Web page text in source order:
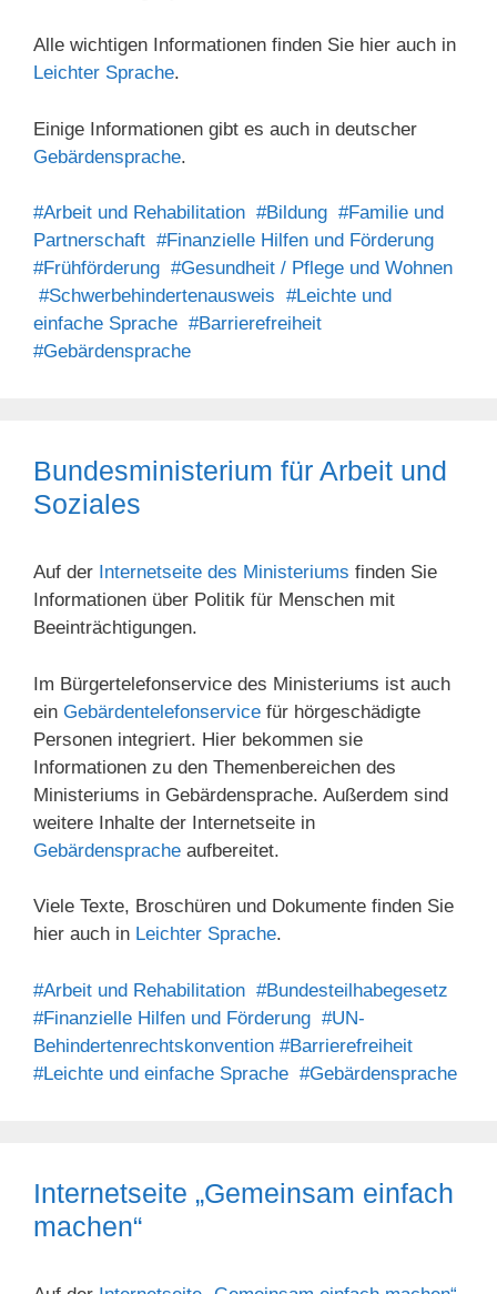
Alle wichtigen Informationen finden Sie hier auch in
Leichter Sprache.
Einige Informationen gibt es auch in deutscher
Gebärdensprache.
#Arbeit und Rehabilitation #Bildung #Familie und
Partnerschaft #Finanzielle Hilfen und Förderung
#Frühförderung #Gesundheit / Pflege und Wohnen
#Schwerbehindertenausweis #Leichte und
einfache Sprache #Barrierefreiheit
#Gebärdensprache
Bundesministerium für Arbeit und
Soziales
Auf der Internetseite des Ministeriums finden Sie
Informationen über Politik für Menschen mit
Beeinträchtigungen.
Im Bürgertelefonservice des Ministeriums ist auch
ein Gebärdentelefonservice für hörgeschädigte
Personen integriert. Hier bekommen sie
Informationen zu den Themenbereichen des
Ministeriums in Gebärdensprache. Außerdem sind
weitere Inhalte der Internetseite in
Gebärdensprache aufbereitet.
Viele Texte, Broschüren und Dokumente finden Sie
hier auch in Leichter Sprache.
#Arbeit und Rehabilitation #Bundesteilhabegesetz
#Finanzielle Hilfen und Förderung #UN-
Behindertenrechtskonvention #Barrierefreiheit
#Leichte und einfache Sprache #Gebärdensprache
Internetseite „Gemeinsam einfach
machen“